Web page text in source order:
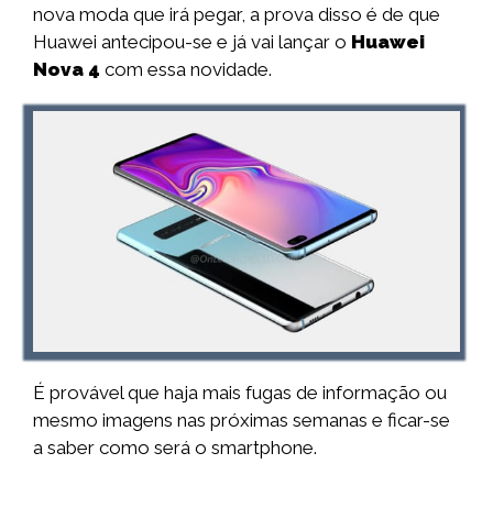
nova moda que irá pegar, a prova disso é de que
Huawei antecipou-se e já vai lançar o Huawei
Nova 4 com essa novidade.
É provável que haja mais fugas de informação ou
mesmo imagens nas próximas semanas e ficar-se
a saber como será o smartphone.